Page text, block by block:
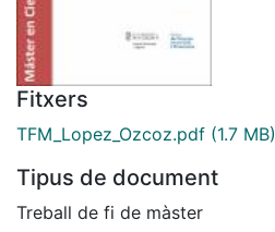
Fitxers
TFM_Lopez_Ozcoz.pdf (1.7 MB)
Tipus de document
Treball de fi de màster